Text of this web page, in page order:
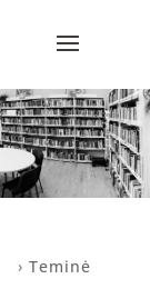
› Teminė